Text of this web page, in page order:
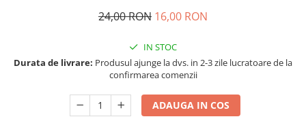
24,00 RON 16,00 RON
IN STOC
Durata de livrare: Produsul ajunge la dvs. in 2-3 zile lucratoare de la
confirmarea comenzii
ADAUGA IN COS